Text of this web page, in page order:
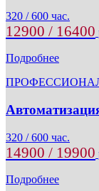
320 / 600 час.
12900 / 16400
Подробнее
320 / 600 час.
14900 / 19900
Подробнее